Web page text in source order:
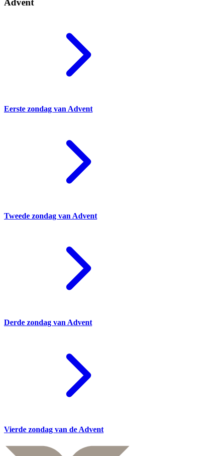
Advent
Eerste zondag van Advent
Tweede zondag van Advent
Derde zondag van Advent
Vierde zondag van de Advent